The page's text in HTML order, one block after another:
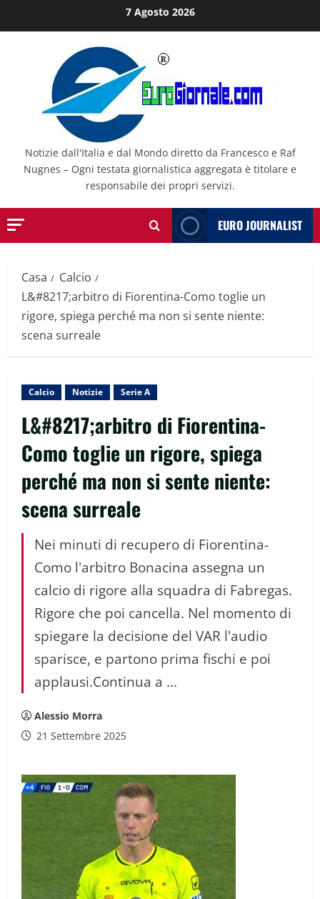
al
7 Agosto 2026
Notizie dall'Italia e dal Mondo diretto da Francesco e Raf
Nugnes – Ogni testata giornalistica aggregata è titolare e
responsabile dei propri servizi.
EURO JOURNALIST
Casa
Calcio
L&#8217;arbitro di Fiorentina-Como toglie un
rigore, spiega perché ma non si sente niente:
scena surreale
Calcio Notizie Serie A
L&#8217;arbitro di Fiorentina-
Como toglie un rigore, spiega
perché ma non si sente niente:
scena surreale
Nei minuti di recupero di Fiorentina-
Como l'arbitro Bonacina assegna un
calcio di rigore alla squadra di Fabregas.
Rigore che poi cancella. Nel momento di
spiegare la decisione del VAR l'audio
sparisce, e partono prima fischi e poi
applausi.Continua a ...
Alessio Morra
21 Settembre 2025